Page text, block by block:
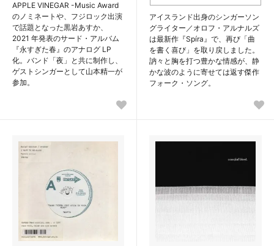
APPLE VINEGAR -Music Award
のノミネートや、フジロック出演
で話題となった黒岩あすか、
2021 年発表のサード・アルバム
『永すぎた春』のアナログ LP
化。バンド「夜」と共に制作し、
ゲストシンガーとして山本精一が
参加。
アイスランド出身のシンガーソン
グライター／オロフ・アルナルズ
は最新作『Spíra』で、再び「曲
を書く喜び」を取り戻しました。
訥々と胸を打つ豊かな情感が、静
かな波のように寄せては返す傑作
フォーク・ソング。